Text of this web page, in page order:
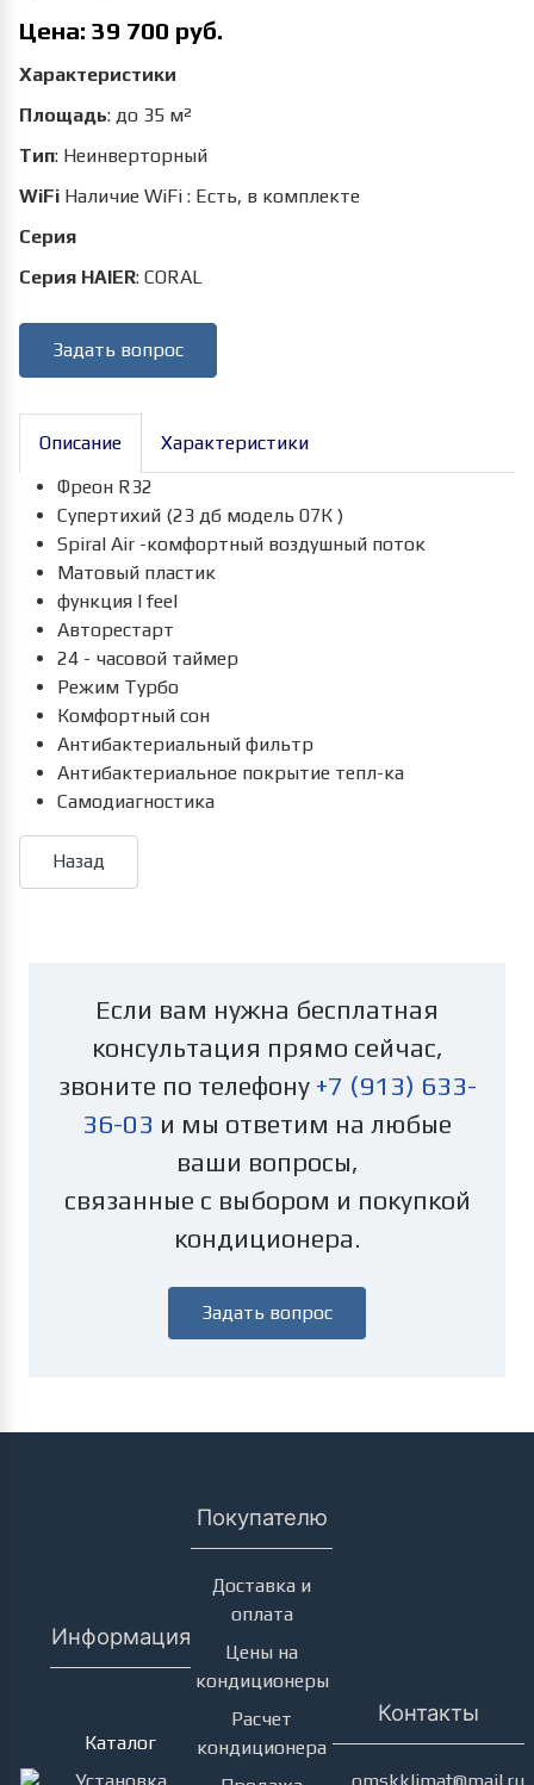
Цена: 39 700 руб.
Характеристики
Площадь: до 35 м²
Тип: Неинверторный
WiFi Наличие WiFi : Есть, в комплекте
Серия
Серия HAIER: CORAL
Задать вопрос
Описание
Характеристики
Фреон R32
Супертихий (23 дб модель 07К )
Spiral Air -комфортный воздушный поток
Матовый пластик
функция I feel
Авторестарт
24 - часовой таймер
Режим Турбо
Комфортный сон
Антибактериальный фильтр
Антибактериальное покрытие тепл-ка
Самодиагностика
Если вам нужна бесплатная
консультация прямо сейчас,
звоните по телефону +7 (913) 633-
36-03 и мы ответим на любые
ваши вопросы,
связанные с выбором и покупкой
кондиционера.
Задать вопрос
Информация
Каталог
Покупателю
Доставка и
оплата
Цены на
кондиционеры
Расчет
кондиционера
Контакты